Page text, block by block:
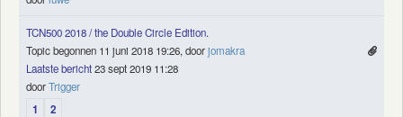
TCN500 2018 / the Double Circle Edition.
Topic begonnen 11 juni 2018 19:26, doorjomakra
Laatste bericht23 sept 2019 11:28
doorTrigger
1 2